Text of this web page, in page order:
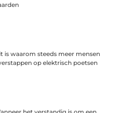
is waarom steeds meer mensen
op elektrisch poetsen